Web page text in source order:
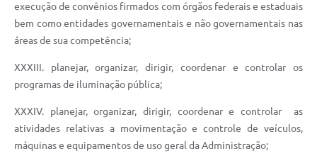
execução de convênios firmados com órgãos federais e estaduais
bem como entidades governamentais e não governamentais nas
áreas de sua competência;
XXXIII. planejar, organizar, dirigir, coordenar e controlar os
programas de iluminação pública;
XXXIV. planejar, organizar, dirigir, coordenar e controlar as
atividades relativas a movimentação e controle de veículos,
máquinas e equipamentos de uso geral da Administração;